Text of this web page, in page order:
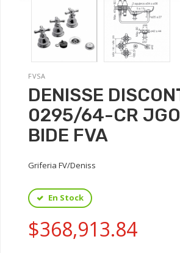
FVSA
DENISSE
0295/64-CR
BIDE FVA
Griferia FV/Deniss
En Stock
$368,913.84